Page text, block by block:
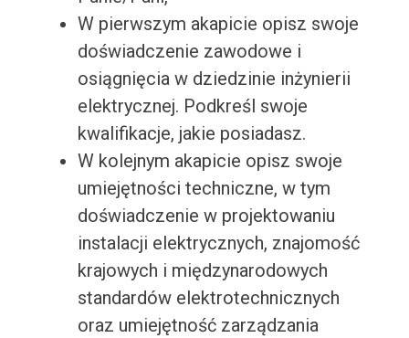
W pierwszym akapicie opisz swoje
doświadczenie zawodowe i
osiągnięcia w dziedzinie inżynierii
elektrycznej. Podkreśl swoje
kwalifikacje, jakie posiadasz.
W kolejnym akapicie opisz swoje
umiejętności techniczne, w tym
doświadczenie w projektowaniu
instalacji elektrycznych, znajomość
krajowych i międzynarodowych
standardów elektrotechnicznych
oraz umiejętność zarządzania